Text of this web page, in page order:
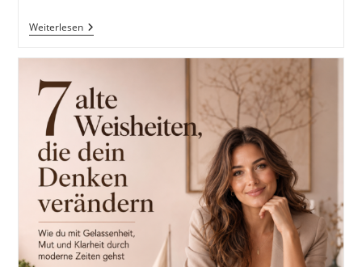
WeiterlesenWenn
Du
Viel
Sand
In
Deiner
Sanduhr
Des
Lebens
Ist,
Solltest
Du
Jedes
Sandkorn
Nutzen
Und